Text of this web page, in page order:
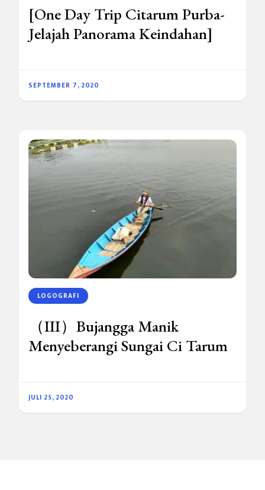
[One Day Trip Citarum Purba-
Jelajah Panorama Keindahan]
SEPTEMBER 7, 2020
LOGOGRAFI
（III）Bujangga Manik
Menyeberangi Sungai Ci Tarum
JULI 25, 2020